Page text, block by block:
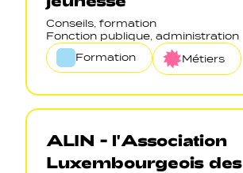
Conseils, formation
Fonction publique, administration
Formation
Métiers
ALIN - l'Association
Luxembourgeois des